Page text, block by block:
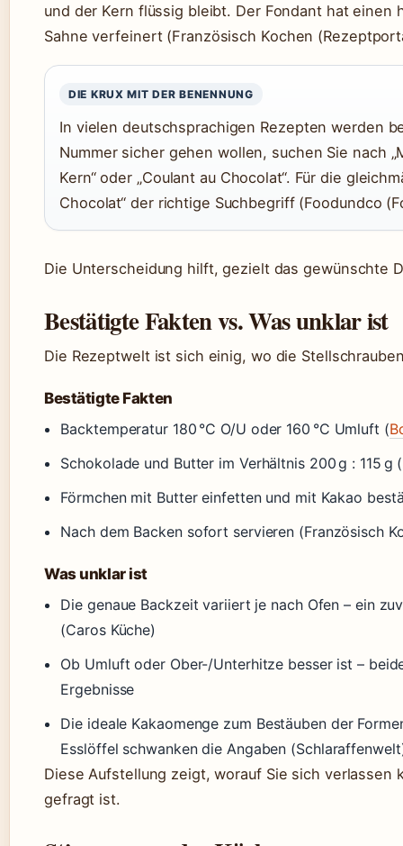
und der Kern flüssig bleibt. Der Fondant hat
Sahne verfeinert (Französisch Kochen
DIE KRUX MIT DER BENENNUNG
In vielen deutschsprachigen Rezepten werden
Nummer sicher gehen wollen, suchen Sie nach
Kern“ oder „Coulant au Chocolat“. Für die
Chocolat“ der richtige Suchbegriff (Foodundco
Die Unterscheidung hilft, gezielt das gewünschte
Bestätigte Fakten vs. Was unklar ist
Die Rezeptwelt ist sich einig, wo die
Bestätigte Fakten
Backtemperatur 180 °C O/U oder 160 °C Umluft (
Schokolade und Butter im Verhältnis 200 g : 115 g
Förmchen mit Butter einfetten und mit Kakao
Nach dem Backen sofort servieren (Französisch
Was unklar ist
Die genaue Backzeit variiert je nach Ofen – ein
(Caros Küche)
Ob Umluft oder Ober-/Unterhitze besser ist –
Ergebnisse
Die ideale Kakaomenge zum Bestäuben der
Esslöffel schwanken die Angaben
Diese Aufstellung zeigt, worauf Sie sich verlassen
gefragt ist.